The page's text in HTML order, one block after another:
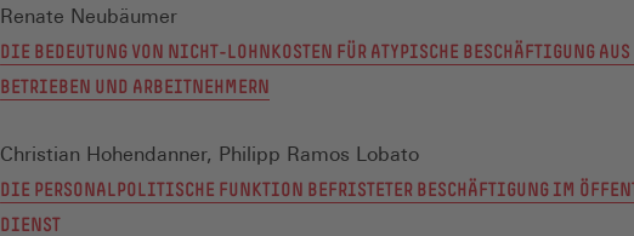
Renate Neubäumer
DIE BEDEUTUNG VON NICHT-LOHNKOSTEN FÜR ATYPISCHE BESCHÄFTIGUNG
BETRIEBEN UND ARBEITNEHMERN
Christian Hohendanner, Philipp Ramos Lobato
DIE PERSONALPOLITISCHE FUNKTION BEFRISTETER BESCHÄFTIGUNG IM
DIENST